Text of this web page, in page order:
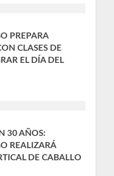
PREPARA
CLASES DE
EL DÍA DEL
30 AÑOS:
REALIZARÁ
DE CABALLO